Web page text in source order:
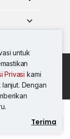
untuk
Privasi kami
Dengan
Terima
Hubungi Agen